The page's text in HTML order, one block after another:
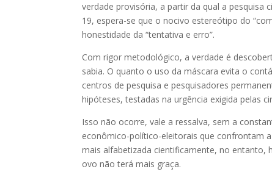
verdade provisória, a partir da qual a pesquisa
19, espera-se que o nocivo estereótipo do
honestidade da “tentativa e erro”.
Com rigor metodológico, a verdade é
sabia. O quanto o uso da máscara evita o
centros de pesquisa e pesquisadores
hipóteses, testadas na urgência exigida pelas
Isso não ocorre, vale a ressalva, sem a
econômico-político-eleitorais que confrontam
mais alfabetizada cientificamente, no entanto,
ovo não terá mais graça.